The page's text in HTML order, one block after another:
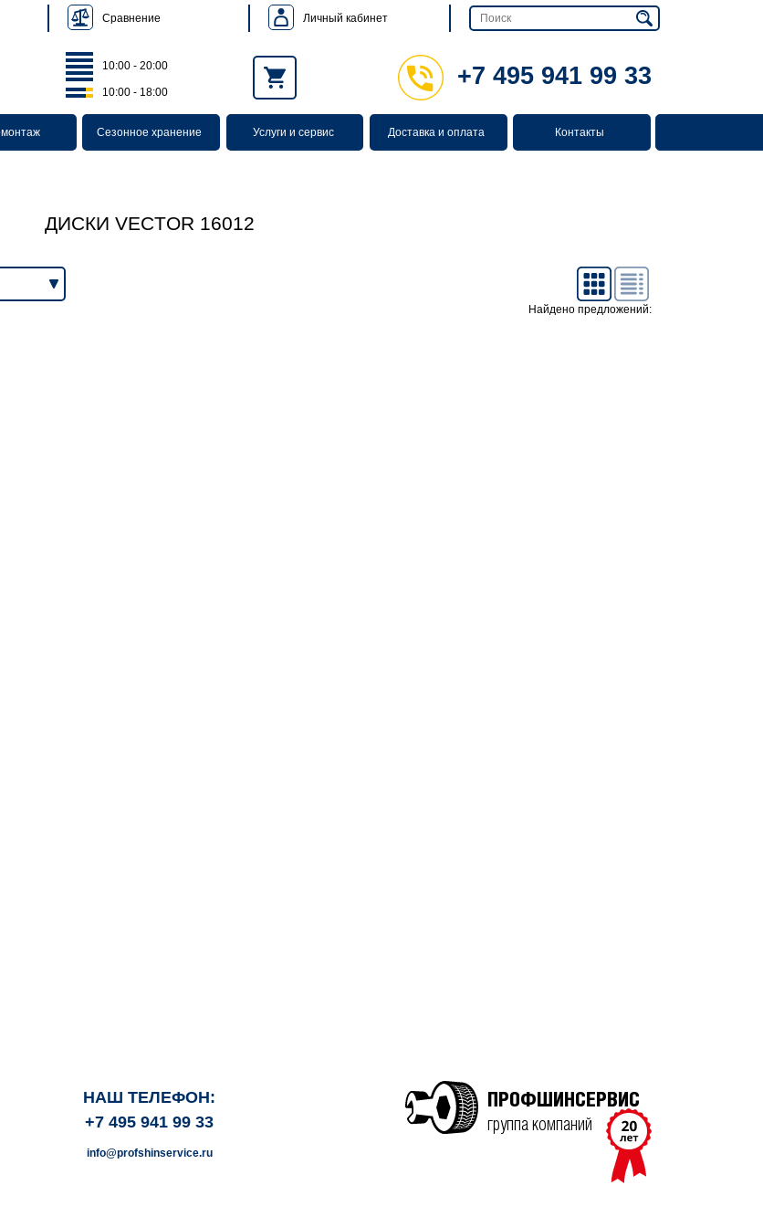
Сравнение Личный кабинет
10:00 - 20:00
10:00 - 18:00
+7 495 941 99 33
Сезонное хранение Услуги и сервис Доставка и оплата Контакты
ДИСКИ VECTOR 16012
Найдено предложений:
НАШ ТЕЛЕФОН:
+7 495 941 99 33
info@profshinservice.ru
ПРОФШИНСЕРВИС
группа компаний